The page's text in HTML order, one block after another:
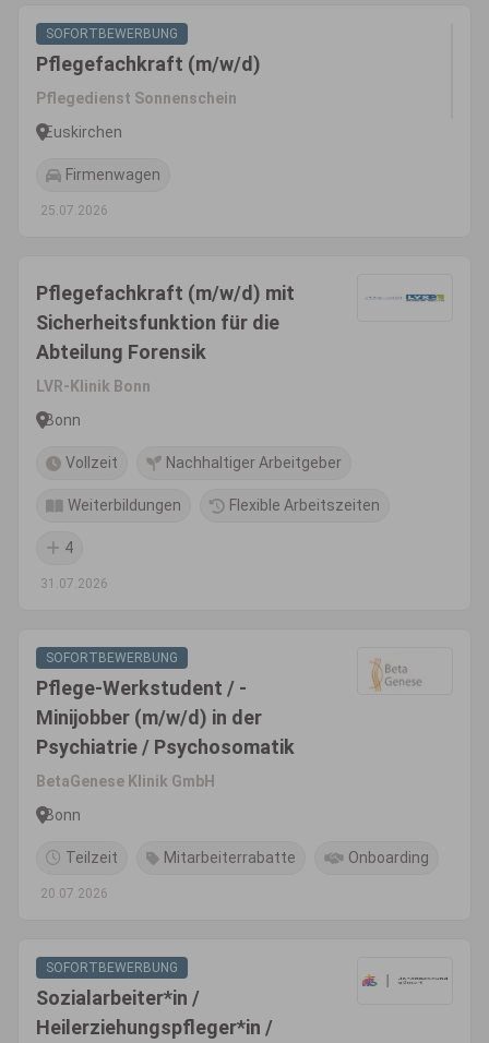
SOFORTBEWERBUNG
Pflegefachkraft (m/w/d)
Pflegedienst Sonnenschein
Euskirchen
Firmenwagen
25.07.2026
Pflegefachkraft (m/w/d) mit
Sicherheitsfunktion für die
Abteilung Forensik
LVR-Klinik Bonn
Bonn
Vollzeit Nachhaltiger Arbeitgeber
Weiterbildungen Flexible Arbeitszeiten
4
31.07.2026
SOFORTBEWERBUNG
Pflege-Werkstudent / -
Minijobber (m/w/d) in der
Psychiatrie / Psychosomatik
BetaGenese Klinik GmbH
Bonn
Teilzeit Mitarbeiterrabatte Onboarding
20.07.2026
SOFORTBEWERBUNG
Sozialarbeiter*in /
Heilerziehungspfleger*in /